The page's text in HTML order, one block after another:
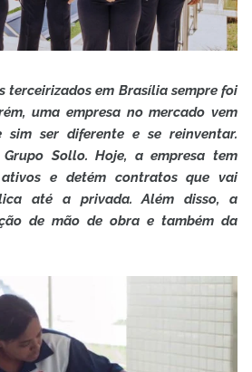
terceirizados em Brasília sempre foi
uma empresa no mercado vem
sim ser diferente e se reinventar.
Sollo. Hoje, a empresa tem
ativos e detém contratos que vai
até a privada. Além disso, a
de mão de obra e também da